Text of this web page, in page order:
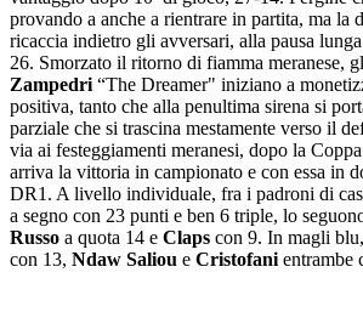
provando a anche a rientrare in partita, ma la
ricaccia indietro gli avversari, alla pausa
26. Smorzato il ritorno di fiamma meranese,
Zampedri “The Dreamer" iniziano a
positiva, tanto che alla penultima sirena si
parziale che si trascina mestamente verso il
via ai festeggiamenti meranesi, dopo la
arriva la vittoria in campionato e con essa in
DR1. A livello individuale, fra i padroni di
a segno con 23 punti e ben 6 triple, lo
Russo a quota 14 e Claps con 9. In magli
con 13, Ndaw Saliou e Cristofani entrambe